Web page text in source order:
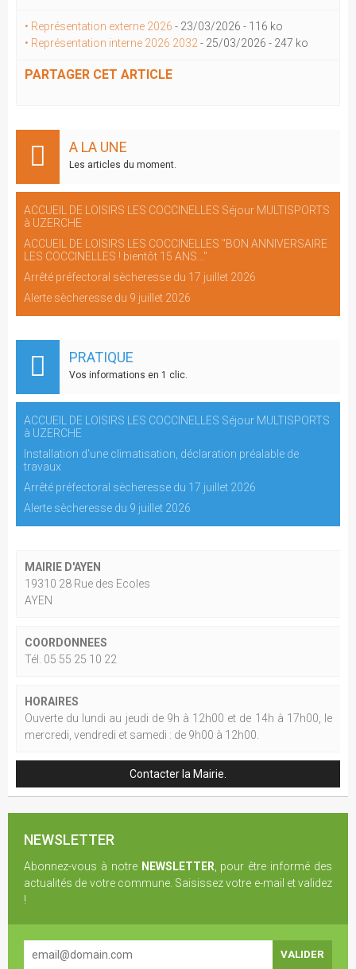
• Représentation externe 2026 - 23/03/2026 - 116 ko
• Représentation interne 2026 2032 - 25/03/2026 - 247 ko
PARTAGER CET ARTICLE
A LA UNE
Les articles du moment.
ACCUEIL DE LOISIRS LES COCCINELLES Séjour MULTISPORTS
à UZERCHE
ACCUEIL DE LOISIRS LES COCCINELLES "BON ANNIVERSAIRE
LES COCCINELLES ! bientôt 15 ANS..."
Arrêté préfectoral sècheresse du 17 juillet 2026
Alerte sècheresse du 9 juillet 2026
PRATIQUE
Vos informations en 1 clic.
ACCUEIL DE LOISIRS LES COCCINELLES Séjour MULTISPORTS
à UZERCHE
Installation d'une climatisation, déclaration préalable de
travaux
Arrêté préfectoral sècheresse du 17 juillet 2026
Alerte sècheresse du 9 juillet 2026
MAIRIE D'AYEN
19310 28 Rue des Ecoles
AYEN
COORDONNEES
Tél. 05 55 25 10 22
HORAIRES
Ouverte du lundi au jeudi de 9h à 12h00 et de 14h à 17h00, le
mercredi, vendredi et samedi : de 9h00 à 12h00.
Contacter la Mairie.
NEWSLETTER
Abonnez-vous à notre NEWSLETTER , pour être informé des
actualités de votre commune. Saisissez votre e-mail et validez
!